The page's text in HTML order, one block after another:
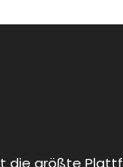
die größte